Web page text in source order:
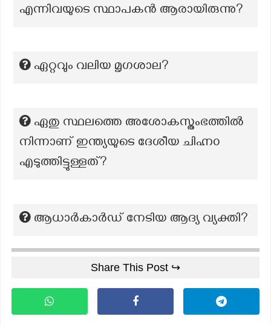
എന്നിവയുടെ സ്ഥാപകൻ ആരായിരുന്നു?
ഏറ്റവും വലിയ മൃഗശാല?
ഏതു സ്ഥലത്തെ അശോകസ്തംഭത്തിൽ
നിന്നാണ് ഇന്ത്യയുടെ ദേശീയ ചിഹ്ന൦
എടുത്തിട്ടുള്ളത്?
ആധാര്‍കാര്‍ഡ് നേടിയ ആദ്യ വ്യക്തി?
Share This Post ↪